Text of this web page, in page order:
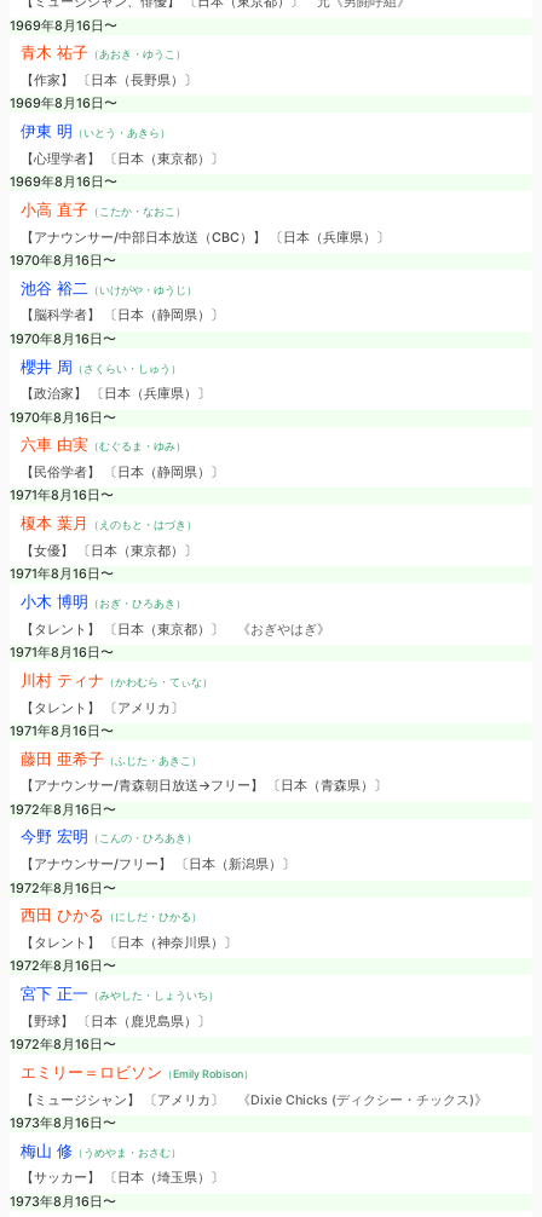
1969年8月16日〜
青木 祐子（あおき・ゆうこ）
【作家】 〔日本（長野県）〕
1969年8月16日〜
伊東 明 （いとう・あきら）
【心理学者】 〔日本（東京都）〕
1969年8月16日〜
小高 直子（こたか・なおこ）
【アナウンサー/中部日本放送（CBC）】 〔日本（兵庫県）〕
1970年8月16日〜
池谷 裕二 （いけがや・ゆうじ）
【脳科学者】 〔日本（静岡県）〕
1970年8月16日〜
櫻井 周 （さくらい・しゅう）
【政治家】 〔日本（兵庫県）〕
1970年8月16日〜
六車 由実（むぐるま・ゆみ）
【民俗学者】 〔日本（静岡県）〕
1971年8月16日〜
榎本 葉月 （えのもと・はづき）
【女優】 〔日本（東京都）〕
1971年8月16日〜
小木 博明 （おぎ・ひろあき）
【タレント】 〔日本（東京都）〕
《おぎやはぎ》
1971年8月16日〜
川村 ティナ （かわむら・てぃな）
【タレント】 〔アメリカ〕
1971年8月16日〜
藤田 亜希子（ふじた・あきこ）
【アナウンサー/青森朝日放送→フリー】 〔日本（青森県）〕
1972年8月16日〜
今野 宏明 （こんの・ひろあき）
【アナウンサー/フリー】 〔日本（新潟県）〕
1972年8月16日〜
西田 ひかる （にしだ・ひかる）
【タレント】 〔日本（神奈川県）〕
1972年8月16日〜
宮下 正一（みやした・しょういち）
【野球】 〔日本（鹿児島県）〕
1972年8月16日〜
エミリー＝ロビソン （Emily Robison）
【ミュージシャン】 〔アメリカ〕
《Dixie Chicks (ディクシー・チックス)》
1973年8月16日〜
梅山 修（うめやま・おさむ）
【サッカー】 〔日本（埼玉県）〕
1973年8月16日〜